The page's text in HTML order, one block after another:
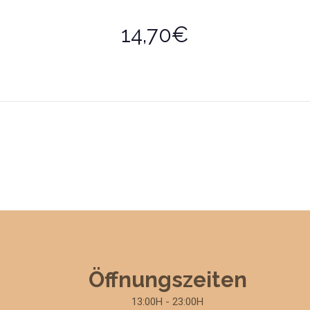
14,70€
Öffnungszeiten
13:00H - 23:00H